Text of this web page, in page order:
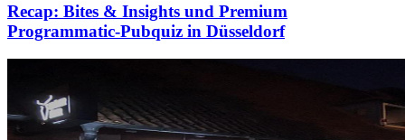
Recap: Bites & Insights und Premium
Programmatic-Pubquiz in Düsseldorf